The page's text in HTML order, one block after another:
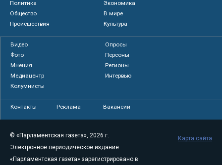
Политика
Экономика
Общество
В мире
Происшествия
Культура
Видео
Опросы
Фото
Персоны
Мнения
Регионы
Медиацентр
Интервью
Колумнисты
Контакты Реклама Вакансии
© «Парламентская газета», 2026 г.
Электронное периодическое издание
«Парламентская газета» зарегистрировано в
Карта сайта